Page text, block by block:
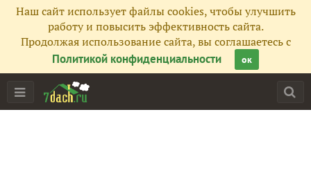
Наш сайт использует файлы cookies, чтобы улучшить
работу и повысить эффективность сайта.
Продолжая использование сайта, вы соглашаетесь с
Политикой конфиденциальности
ок